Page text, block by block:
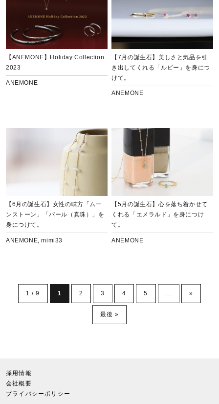
【ANEMONE】Holiday Collection
2023
ANEMONE
【7月の誕生石】美しさと気品を引
き出してくれる「ルビー」を身につ
けて。
ANEMONE
【6月の誕生石】女性の味方「ムー
ンストーン」「パール（真珠）」を
身につけて。
ANEMONE ,mimi33
【5月の誕生石】心を落ち着かせて
くれる「エメラルド」を身につけ
て。
ANEMONE
1 / 9 1 2 3 4 5 »
最後 »
採用情報
会社概要
プライバシーポリシー